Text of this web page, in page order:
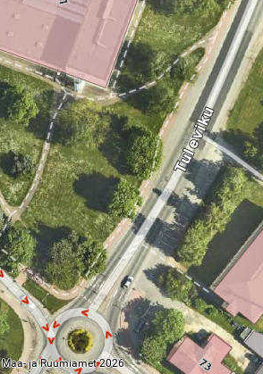
Maa- ja Ruumiamet 2026